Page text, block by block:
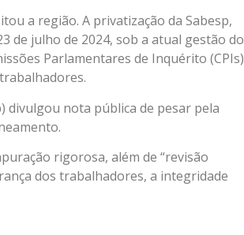
a região. A privatização da Sabesp,
de julho de 2024, sob a atual gestão do
Parlamentares de Inquérito (CPIs)
divulgou nota pública de pesar pela
rigorosa, além de “revisão
dos trabalhadores, a integridade